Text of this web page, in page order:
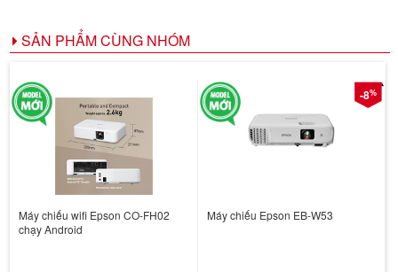
SẢN PHẨM CÙNG NHÓM
Máy chiếu wifi Epson CO-FH02
chạy Android
-8%
Máy chiếu Epson EB-W53